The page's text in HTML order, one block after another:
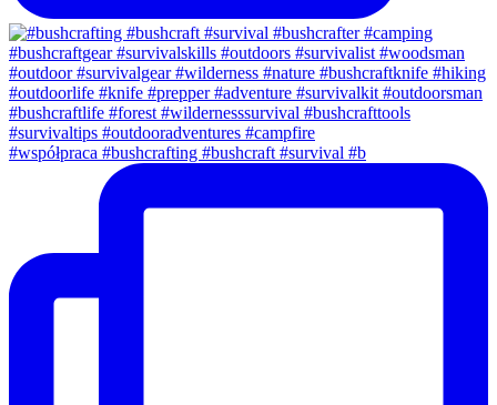
#współpraca #bushcrafting #bushcraft #survival #b